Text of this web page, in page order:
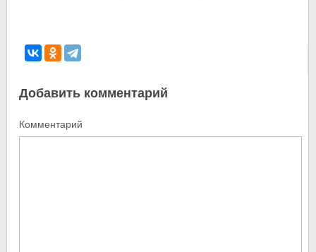
Добавить комментарий
Комментарий